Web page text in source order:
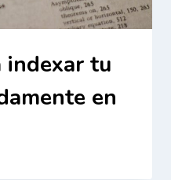
indexar tu
en